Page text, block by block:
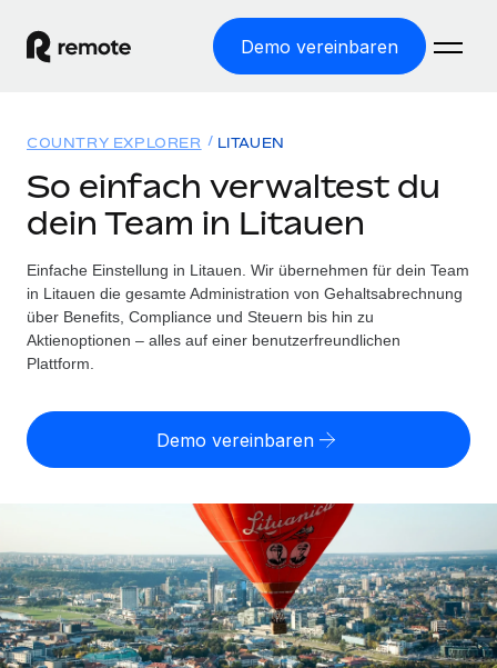
Demo vereinbaren
WELTWEITE BESCHÄFTIGUNG
Globale Payroll
Einfache, rechtssicher Payroll
Employer of Record
Weltweites Wachstum ohne Kosten für Niederlassungen
Contractor of Record
Rechtssichere, weltweite Arbeit mit Freelancer:innen
Globales Onboarding und Verwalten von
PEO
Auslagern von komplexen HR-Aufgaben
Lösungen
WELTWEITE ABDECKUNG
Country Explorer
Länderspezifische Unterstützung bei der Einstellung
Einfache Einstellung in allen US-Bundesstaaten
WACHSTUMSPHASE
Startups
Agile HR- und Payroll-Lösungen für wachsende
Unternehmen
Ressourcen
TOOLS UND RECHNER
Scheinselbstständigkeitsrisiko berechnen
Personalkostenrechner
Gesamtbeschäftigungskosten
Honorarzahlungen berechnen
Informationen zu möglichen Währungen und
Abwicklungsfristen für globale Freelancer:innen
Preise
Français
Deutsch
Anmelden
COUNTRY EXPLORER LITAUEN
So einfach verwaltest du
dein Team in Litauen
Einfache Einstellung in Litauen. Wir übernehmen für dein Team
in Litauen die gesamte Administration von Gehaltsabrechnung
über Benefits, Compliance und Steuern bis hin zu
Aktienoptionen – alles auf einer benutzerfreundlichen
Plattform.
Demo vereinbaren